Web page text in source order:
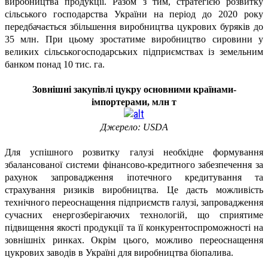
сільського господарства України на період до 2020 року
передбачається збільшення виробництва цукрових буряків до
35 млн. При цьому зростатиме виробництво сировини у
великих сільськогосподарських підприємствах із земельним
банком понад 10 тис. га.
Зовнішні закупівлі цукру основними країнами-
імпортерами, млн т
Джерело: USDA
Для успішного розвитку галузі необхідне формування
збалансованої системи фінансово-кредитного забезпечення за
рахунок запровадження іпотечного кредитування та
страхування ризиків виробництва. Це дасть можливість
технічного переоснащення підприємств галузі, запровадження
сучасних енергозберігаючих технологій, що сприятиме
підвищення якості продукції та її конкурентоспроможності на
зовнішніх ринках. Окрім цього, можливо переоснащення
цукрових заводів в Україні для виробництва біопалива.